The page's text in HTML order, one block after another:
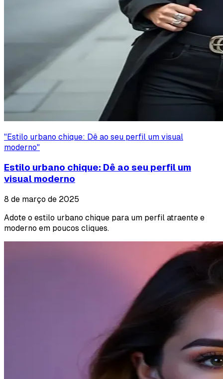
"Estilo urbano chique: Dê ao seu perfil um visual
moderno"
Estilo urbano chique: Dê ao seu perfil um
visual moderno
8 de março de 2025
Adote o estilo urbano chique para um perfil atraente e
moderno em poucos cliques.